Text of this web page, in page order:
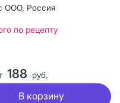
ООО, Россия
по рецепту
188 руб.
В корзину